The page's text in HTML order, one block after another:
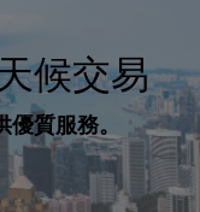
候交易
質服務。